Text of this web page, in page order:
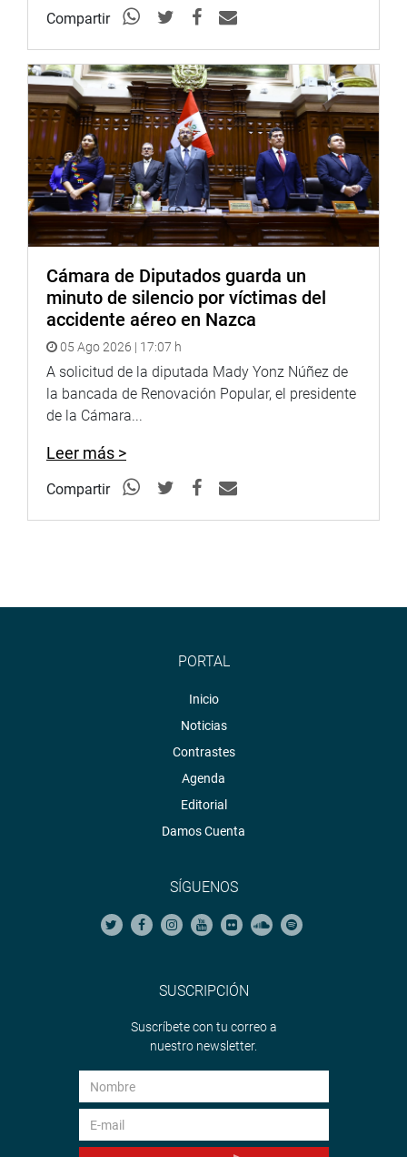
Puede encontrar más información en nuestra página web
y redes sociales.
http://www.congreso.gob.pe/
Facebook:https://www.facebook.com/
fref=ts
<https://www.facebook.com/congresodelarepublicadelperu?
fref=ts>
Twitter:https://twitter.com/congresoperu<https://twitter.com/
Youtube:http://www.youtube.com/congresoperu
<http://www.youtube.com/congresoperu>
Soundcloud:https://soundcloud.com/radiocongreso
<https://soundcloud.com/radiocongreso>
Compartir
Cámara de Diputados guarda un
minuto de silencio por víctimas del
accidente aéreo en Nazca
05 Ago 2026 | 17:07 h
A solicitud de la diputada Mady Yonz Núñez de
la bancada de Renovación Popular, el presidente
de la Cámara...
Leer más >
Compartir
PORTAL
Inicio
Noticias
Contrastes
Agenda
Editorial
Damos Cuenta
SÍGUENOS
SUSCRIPCIÓN
Suscríbete con tu correo a
nuestro newsletter.